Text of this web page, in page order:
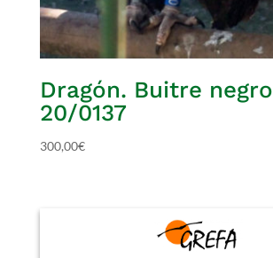
Dragón. Buitre negro
20/0137
300,00€